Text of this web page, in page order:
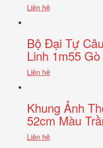
Liên hệ
Bộ Đại Tự
Linh 1m55
Liên hệ
Khung Ảnh
52cm Màu
Liên hệ